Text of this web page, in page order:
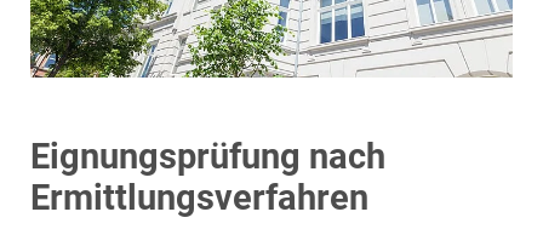
Eignungsprüfung nach
Ermittlungsverfahren